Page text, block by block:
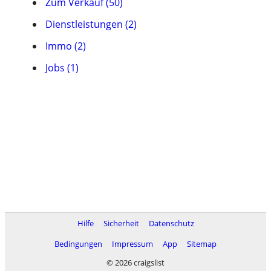
Dienstleistungen (2)
Immo (2)
Jobs (1)
Hilfe Sicherheit
Datenschutz
Bedingungen
Impressum App
Sitemap
© 2026 craigslist